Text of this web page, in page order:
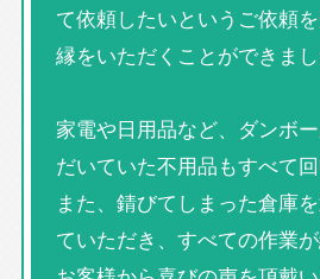
て依頼したいというご依頼
縁をいただくことができまし
家電や日用品など、ダンボ
だいていた不用品もすべて回
また、錆びてしまった倉庫
ていただき、すべての作業